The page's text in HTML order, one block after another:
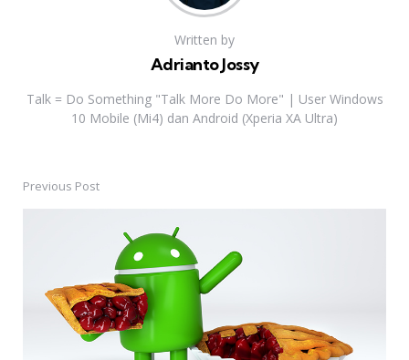
Written by
Adrianto Jossy
Talk = Do Something "Talk More Do More" | User Windows
10 Mobile (Mi4) dan Android (Xperia XA Ultra)
PostPrevious Post